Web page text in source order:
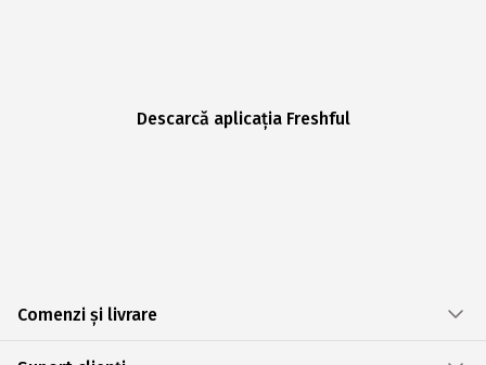
Descarcă aplicația Freshful
Comenzi și livrare